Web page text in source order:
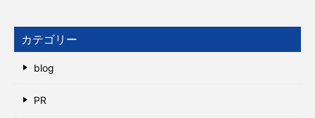
カテゴリー
blog
PR